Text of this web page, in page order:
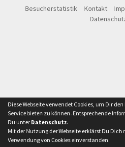
Besucherstatistik Kontakt
Diese Webseite verwendet Cookies, um Dir
Service bieten zu können. Entsprechende
Du unter Datenschutz.
Mit der Nutzung der Webseite erklärst Du Dich
Verwendung von Cookies einverstanden.